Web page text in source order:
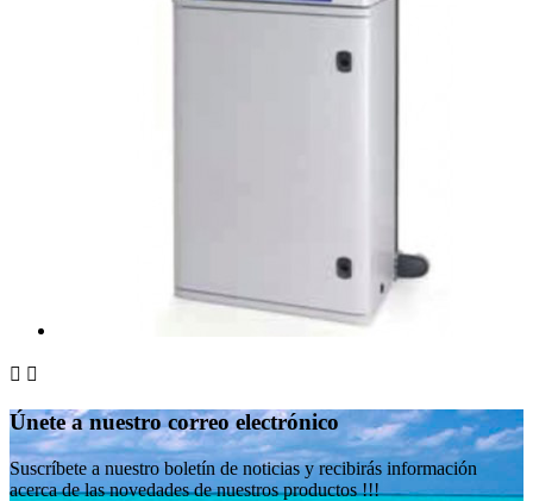
 
Únete a nuestro correo electrónico
Suscríbete a nuestro boletín de noticias y recibirás información
acerca de las novedades de nuestros productos !!!